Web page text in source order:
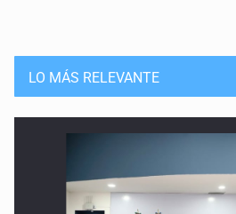
LO MÁS RELEVANTE